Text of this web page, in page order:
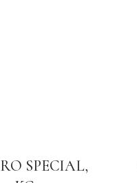
SPECIAL,